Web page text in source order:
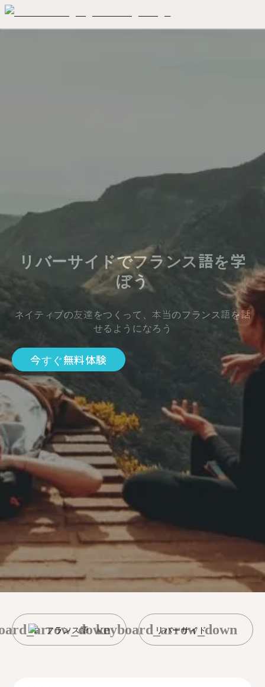
リバーサイドでフランス語を学
ぼう
ネイティブの友達をつくって、本当のフランス語を話
せるようになろう
今すぐ無料体験
フランス語 リバーサイド
keyboard_arrow_down